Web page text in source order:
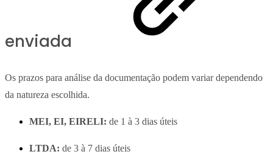
enviada
Os prazos para análise da documentação podem variar dependendo
da natureza escolhida.
MEI, EI, EIRELI: de 1 à 3 dias úteis
LTDA: de 3 à 7 dias úteis